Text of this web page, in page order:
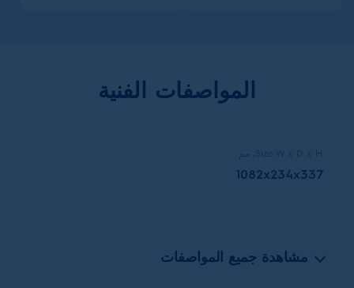
المواصفات الفنية
1082x234x337
مشاهدة جميع المواصفات